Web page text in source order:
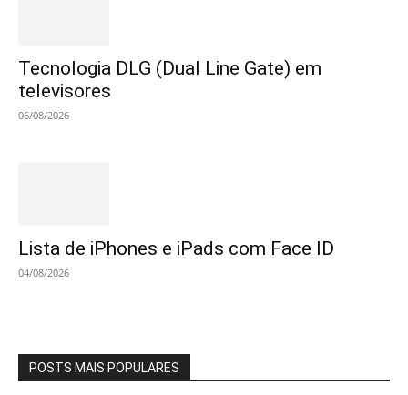
Tecnologia DLG (Dual Line Gate) em
televisores
06/08/2026
Lista de iPhones e iPads com Face ID
04/08/2026
POSTS MAIS POPULARES